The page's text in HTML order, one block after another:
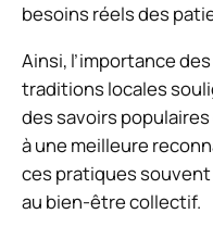
besoins réels des
Ainsi, l’importance
traditions locales
des savoirs
à une meilleure
ces pratiques
au bien-être collectif.